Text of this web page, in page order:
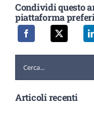
Condividi questo
piattaforma
per:
Articoli recenti